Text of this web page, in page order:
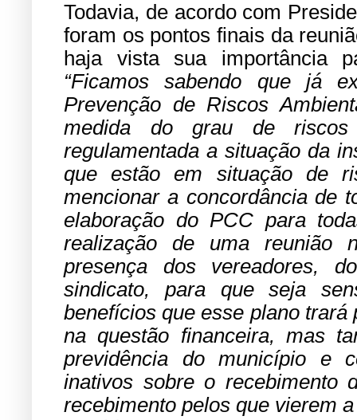
Todavia, de acordo com
foram os pontos finais da
haja vista sua importância
“Ficamos sabendo que já
Prevenção de Riscos
medida do grau de
regulamentada a situação da
que estão em situação de
mencionar a concordância de
elaboração do PCC para
realização de uma reunião
presença dos vereadores,
sindicato, para que seja
benefícios que esse plano
na questão financeira, mas
previdência do município e
inativos sobre o recebimento
recebimento pelos que vierem